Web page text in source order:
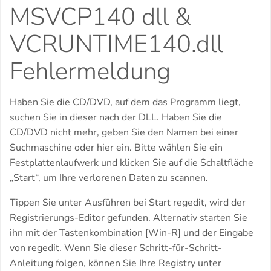
MSVCP140 dll &
VCRUNTIME140.dll
Fehlermeldung
Haben Sie die CD/DVD, auf dem das Programm liegt,
suchen Sie in dieser nach der DLL. Haben Sie die
CD/DVD nicht mehr, geben Sie den Namen bei einer
Suchmaschine oder hier ein. Bitte wählen Sie ein
Festplattenlaufwerk und klicken Sie auf die Schaltfläche
„Start“, um Ihre verlorenen Daten zu scannen.
Tippen Sie unter Ausführen bei Start regedit, wird der
Registrierungs-Editor gefunden. Alternativ starten Sie
ihn mit der Tastenkombination [Win-R] und der Eingabe
von regedit. Wenn Sie dieser Schritt-für-Schritt-
Anleitung folgen, können Sie Ihre Registry unter